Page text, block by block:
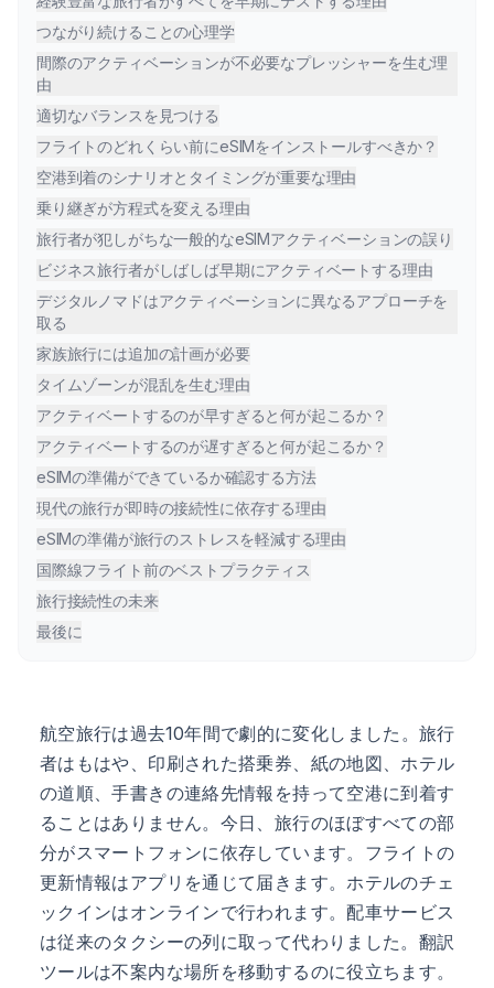
つながり続けることの心理学
間際のアクティベーションが不必要なプレッシャーを生む理
由
適切なバランスを見つける
フライトのどれくらい前にeSIMをインストールすべきか？
空港到着のシナリオとタイミングが重要な理由
乗り継ぎが方程式を変える理由
旅行者が犯しがちな一般的なeSIMアクティベーションの誤り
ビジネス旅行者がしばしば早期にアクティベートする理由
デジタルノマドはアクティベーションに異なるアプローチを
取る
家族旅行には追加の計画が必要
タイムゾーンが混乱を生む理由
アクティベートするのが早すぎると何が起こるか？
アクティベートするのが遅すぎると何が起こるか？
eSIMの準備ができているか確認する方法
現代の旅行が即時の接続性に依存する理由
eSIMの準備が旅行のストレスを軽減する理由
国際線フライト前のベストプラクティス
旅行接続性の未来
最後に
航空旅行は過去10年間で劇的に変化しました。旅行
者はもはや、印刷された搭乗券、紙の地図、ホテル
の道順、手書きの連絡先情報を持って空港に到着す
ることはありません。今日、旅行のほぼすべての部
分がスマートフォンに依存しています。フライトの
更新情報はアプリを通じて届きます。ホテルのチェ
ックインはオンラインで行われます。配車サービス
は従来のタクシーの列に取って代わりました。翻訳
ツールは不案内な場所を移動するのに役立ちます。